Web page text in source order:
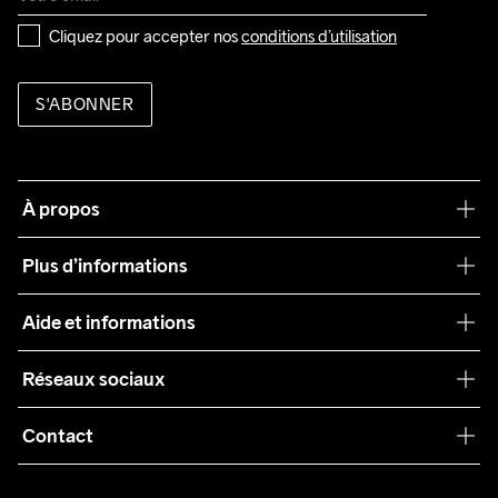
Cliquez pour accepter nos conditions d’utilisation
S'ABONNER
À propos
Plus d’informations
Teamwear
Durabilité
Collaborations
Aide et informations
Conditions générales
Retours
Réseaux sociaux
Contact